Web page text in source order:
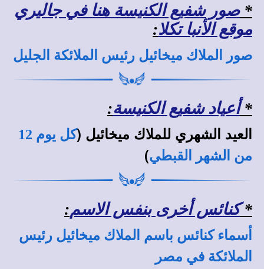
*صور شفيع الكنيسة هنا في جاليري
موقع الأنبا تكلا:
صور الملاك ميخائيل رئيس الملائكة الجليل
*أعياد شفيع الكنيسة:
العيد الشهري للملاك ميخائيل (
كل يوم 12
من الشهر القبطي)
*كنائس أخرى بنفس الاسم:
أسماء كنائس باسم الملاك ميخائيل رئيس
الملائكة في مصر